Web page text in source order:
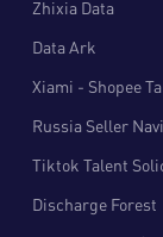
Zhixia Data
Data Ark
Xiami - Shopee
Russia Seller
Tiktok Talent
Discharge Forest